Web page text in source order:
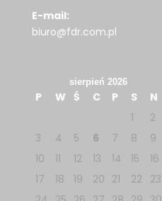
E-mail:
biuro@fdr.com.pl
sierpień 2026
P W Ś C P S
N
1
2
3
4 5 6 7 8
9
10
11 12 13 14 15
16
17
18 19 20 21 22
23